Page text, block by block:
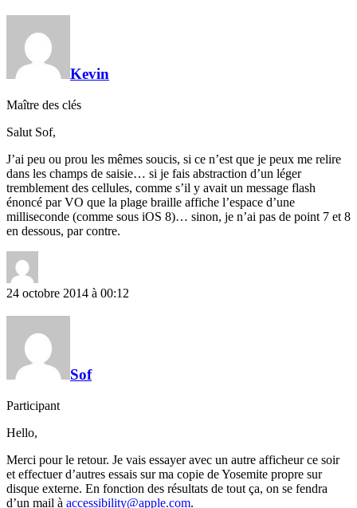
Kevin
Maître des clés
Salut Sof,
J’ai peu ou prou les mêmes soucis, si ce n’est que je peux me relire
dans les champs de saisie… si je fais abstraction d’un léger
tremblement des cellules, comme s’il y avait un message flash
énoncé par VO que la plage braille affiche l’espace d’une
milliseconde (comme sous iOS 8)… sinon, je n’ai pas de point 7 et 8
en dessous, par contre.
24 octobre 2014 à 00:12
Sof
Participant
Hello,
Merci pour le retour. Je vais essayer avec un autre afficheur ce soir
et effectuer d’autres essais sur ma copie de Yosemite propre sur
disque externe. En fonction des résultats de tout ça, on se fendra
d’un mail à accessibility@apple.com.